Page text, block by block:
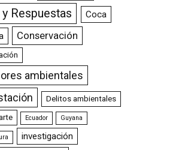
Respuestas
Coca
Conservación
ambientales
Delitos ambientales
Ecuador Guyana
investigación